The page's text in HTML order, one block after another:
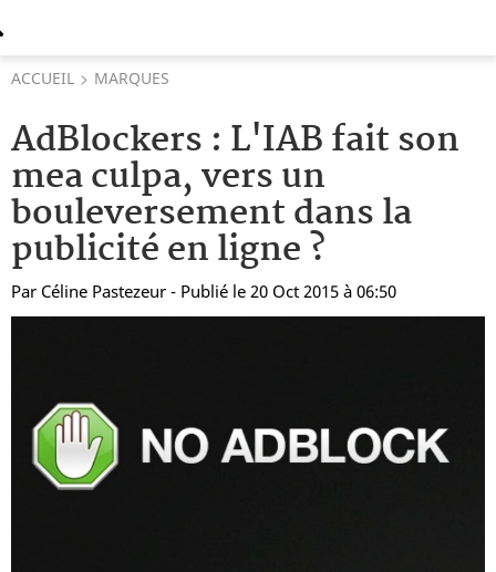
ACCUEIL MARQUES
AdBlockers : L'IAB fait son
mea culpa, vers un
bouleversement dans la
publicité en ligne ?
Par Céline Pastezeur - Publié le 20 Oct 2015 à 06:50